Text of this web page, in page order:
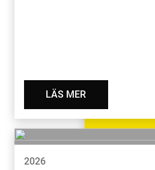
LÄS MER
2026